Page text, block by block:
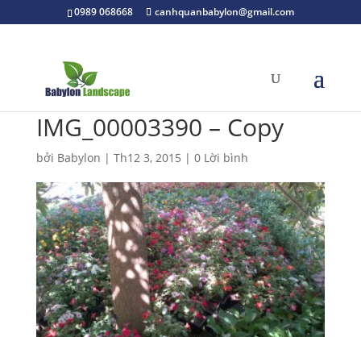
0989 068668 canhquanbabylon@gmail.com
IMG_00003390 – Copy
bởi Babylon | Th12 3, 2015 | 0 Lời bình